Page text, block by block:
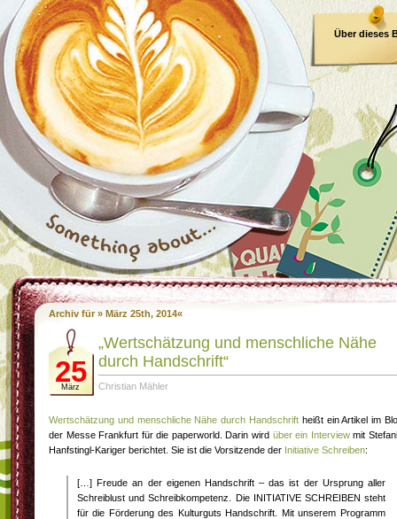
Über dieses
Archiv für » März 25th, 2014«
25
März
„Wertschätzung und menschliche Nähe
durch Handschrift“
Christian Mähler
Wertschätzung und menschliche Nähe durch Handschrift heißt ein Artikel im
der Messe Frankfurt für die paperworld. Darin wird über ein Interviewmit
Hanfstingl-Kariger berichtet. Sie ist die Vorsitzende der Initiative Schreiben:
[…] Freude an der eigenen Handschrift – das ist der Ursprung aller
Schreiblust und Schreibkompetenz. Die INITIATIVE SCHREIBEN steht
für die Förderung des Kulturguts Handschrift. Mit unserem Programm